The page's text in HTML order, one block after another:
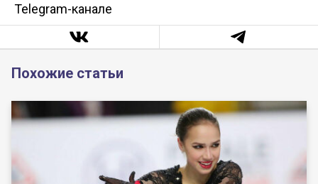
Telegram-канале
Похожие статьи